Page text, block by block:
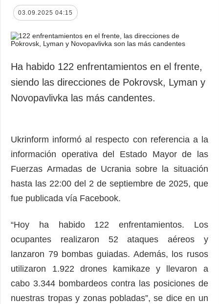
03.09.2025 04:15
Ha habido 122 enfrentamientos en el frente,
siendo las direcciones de Pokrovsk, Lyman y
Novopavlivka las más candentes.
Ukrinform informó al respecto con referencia a la
información operativa del Estado Mayor de las
Fuerzas Armadas de Ucrania sobre la situación
hasta las 22:00 del 2 de septiembre de 2025, que
fue publicada vía Facebook.
“Hoy ha habido 122 enfrentamientos. Los
ocupantes realizaron 52 ataques aéreos y
lanzaron 79 bombas guiadas. Además, los rusos
utilizaron 1.922 drones kamikaze y llevaron a
cabo 3.344 bombardeos contra las posiciones de
nuestras tropas y zonas pobladas”, se dice en un